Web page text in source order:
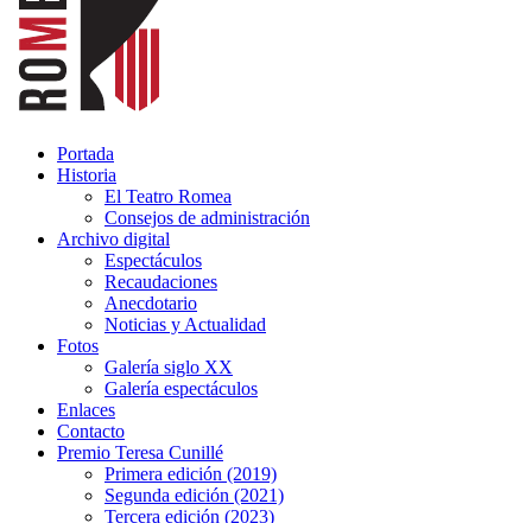
Portada
Historia
El Teatro Romea
Consejos de administración
Archivo digital
Espectáculos
Recaudaciones
Anecdotario
Noticias y Actualidad
Fotos
Galería siglo XX
Galería espectáculos
Enlaces
Contacto
Premio Teresa Cunillé
Primera edición (2019)
Segunda edición (2021)
Tercera edición (2023)